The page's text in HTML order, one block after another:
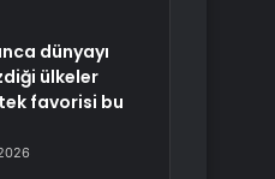
dünyayı
ülkeler
favorisi bu